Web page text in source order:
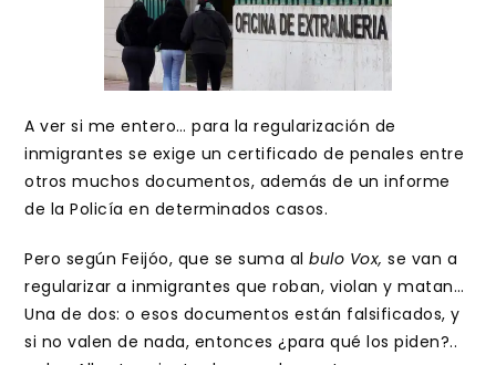
A ver si me entero… para la regularización de
inmigrantes se exige un certificado de penales entre
otros muchos documentos, además de un informe
de la Policía en determinados casos.
Pero según Feijóo, que se suma albulo Vox, se van a
regularizar a inmigrantes que roban, violan y matan…
Una de dos: o esos documentos están falsificados, y
si no valen de nada, entonces ¿para qué los piden?..